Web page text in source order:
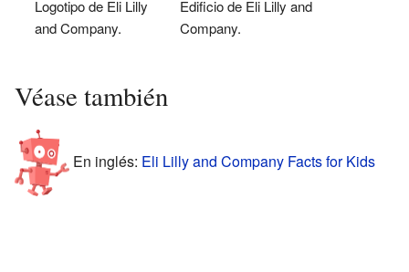
Logotipo de Eli Lilly
and Company.
Edificio de Eli Lilly and
Company.
Véase también
En inglés: Eli Lilly and Company Facts for Kids